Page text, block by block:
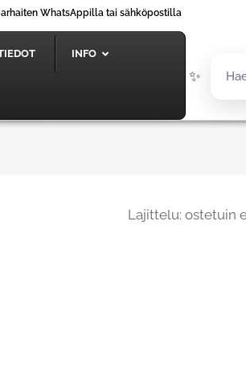
WhatsAppilla tai sähköpostilla
INFO
✨